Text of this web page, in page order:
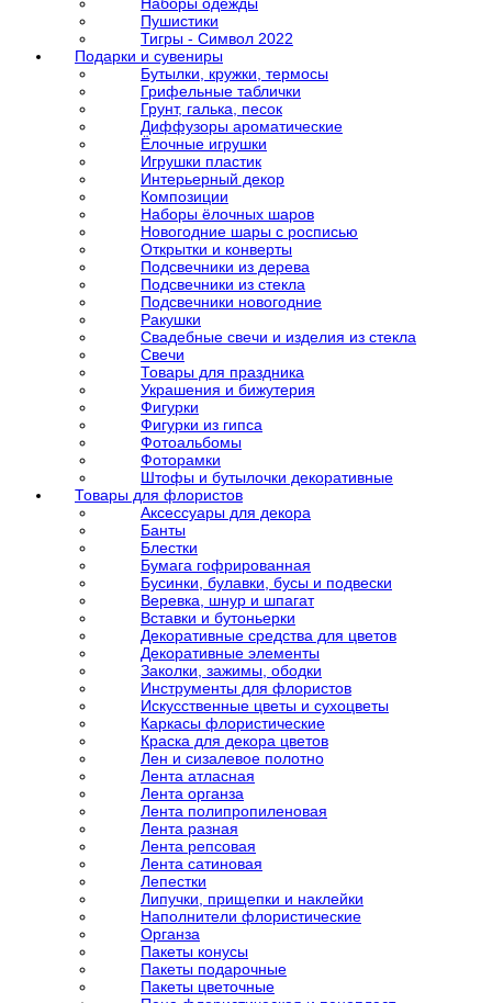
Наборы одежды
Пушистики
Тигры - Символ 2022
Подарки и сувениры
Бутылки, кружки, термосы
Грифельные таблички
Грунт, галька, песок
Диффузоры ароматические
Ёлочные игрушки
Игрушки пластик
Интерьерный декор
Композиции
Наборы ёлочных шаров
Новогодние шары с росписью
Открытки и конверты
Подсвечники из дерева
Подсвечники из стекла
Подсвечники новогодние
Ракушки
Свадебные свечи и изделия из стекла
Свечи
Товары для праздника
Украшения и бижутерия
Фигурки
Фигурки из гипса
Фотоальбомы
Фоторамки
Штофы и бутылочки декоративные
Товары для флористов
Аксессуары для декора
Банты
Блестки
Бумага гофрированная
Бусинки, булавки, бусы и подвески
Веревка, шнур и шпагат
Вставки и бутоньерки
Декоративные средства для цветов
Декоративные элементы
Заколки, зажимы, ободки
Инструменты для флористов
Искусственные цветы и сухоцветы
Каркасы флористические
Краска для декора цветов
Лен и сизалевое полотно
Лента атласная
Лента органза
Лента полипропиленовая
Лента разная
Лента репсовая
Лента сатиновая
Лепестки
Липучки, прищепки и наклейки
Наполнители флористические
Органза
Пакеты конусы
Пакеты подарочные
Пакеты цветочные